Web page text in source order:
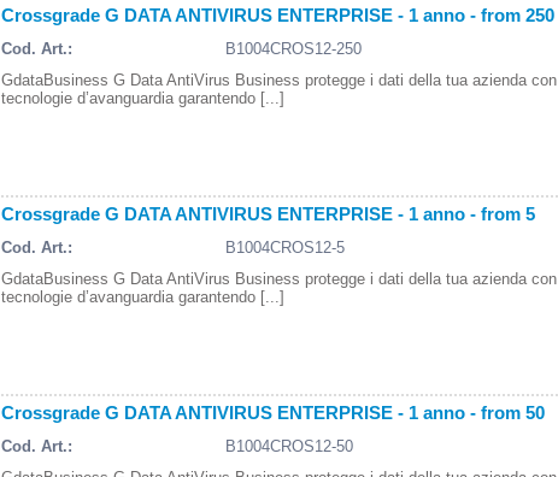
Crossgrade G DATA ANTIVIRUS ENTERPRISE - 1 anno - from 250
Cod. Art.:
B1004CROS12-250
GdataBusiness G Data AntiVirus Business protegge i dati della tua azienda con
tecnologie d’avanguardia garantendo [...]
Crossgrade G DATA ANTIVIRUS ENTERPRISE - 1 anno - from 5
Cod. Art.:
B1004CROS12-5
GdataBusiness G Data AntiVirus Business protegge i dati della tua azienda con
tecnologie d’avanguardia garantendo [...]
Crossgrade G DATA ANTIVIRUS ENTERPRISE - 1 anno - from 50
Cod. Art.:
B1004CROS12-50